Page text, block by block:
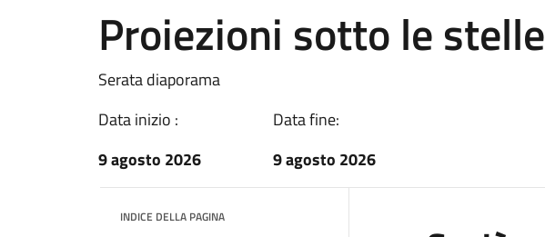
Proiezioni sotto le stelle
Serata diaporama
Data inizio :
9 agosto 2026
Data fine:
9 agosto 2026
INDICE DELLA PAGINA